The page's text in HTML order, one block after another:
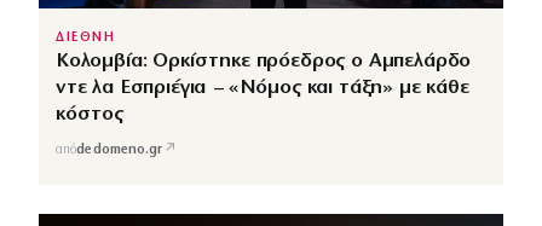
ΔΙΕΘΝΗ
Κολομβία: Ορκίστηκε πρόεδρος ο Αμπελάρδο
ντε λα Εσπριέγια – «Νόμος και τάξη» με κάθε
κόστος
απόdedomeno.gr ↗